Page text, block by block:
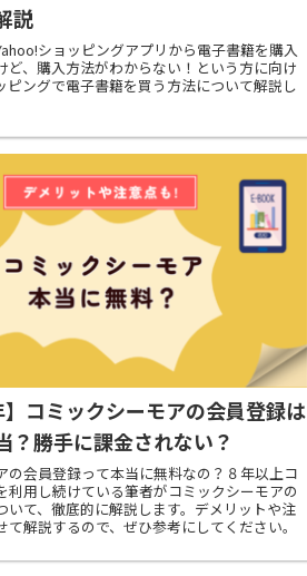
説
ショッピングアプリから電子書籍を購入
ど、購入方法がわからない！という方に向け
ピングで電子書籍を買う方法について解説し
】コミックシーモアの会員登録は
？勝手に課金されない？
の会員登録って本当に無料なの？８年以上コ
利用し続けている筆者がコミックシーモアの
いて、徹底的に解説します。デメリットや注
て解説するので、ぜひ参考にしてください。